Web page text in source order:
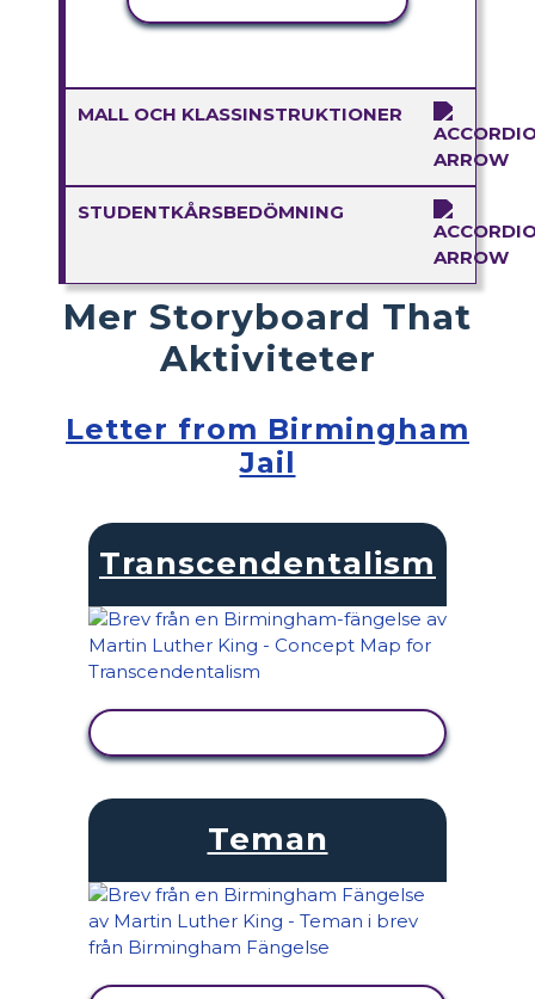
MALL OCH KLASSINSTRUKTIONER
STUDENTKÅRSBEDÖMNING
Mer Storyboard That
Aktiviteter
Letter from Birmingham
Jail
Transcendentalism
Teman